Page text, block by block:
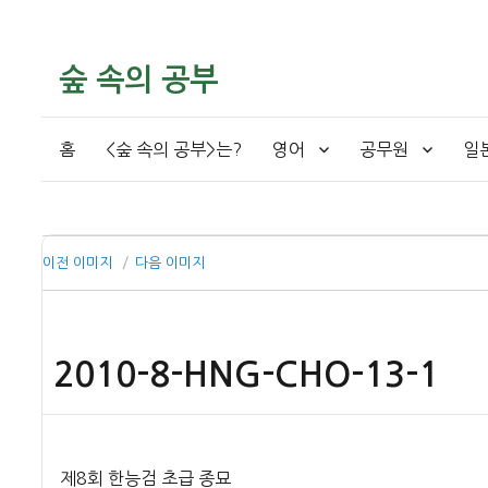
숲 속의 공부
홈 <숲 속의 공부>는? 영어 공무원 일
이전 이미지 다음 이미지
2010-8-HNG-CHO-13-1
제8회 한능검 초급 종묘